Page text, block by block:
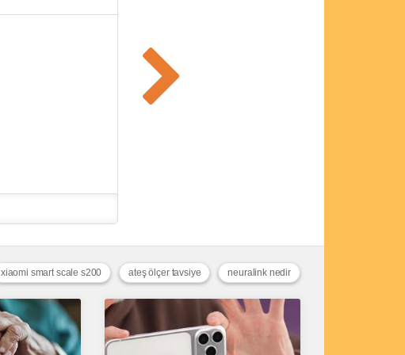
neuralink nedir
ateş ölçer tavsiye
xiaomi smart scale s200